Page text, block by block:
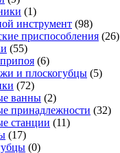
(1)
инструмент (98)
приспособления (26)
(55)
(6)
и плоскогубцы (5)
(72)
ванны (2)
принадлежности (32)
станции (11)
(17)
(0)